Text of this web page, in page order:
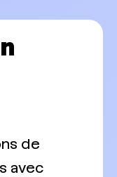
de
avec